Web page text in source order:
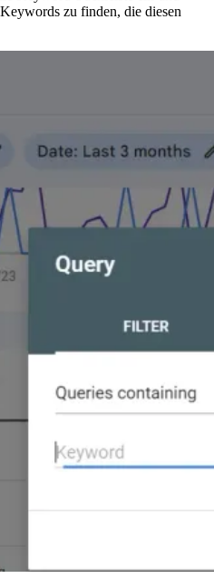
zu finden, die diesen